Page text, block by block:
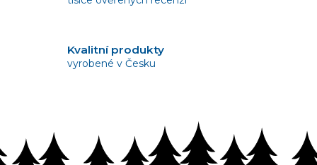
Kvalitní produkty
vyrobené v Česku
bez problémů do 14 dnů